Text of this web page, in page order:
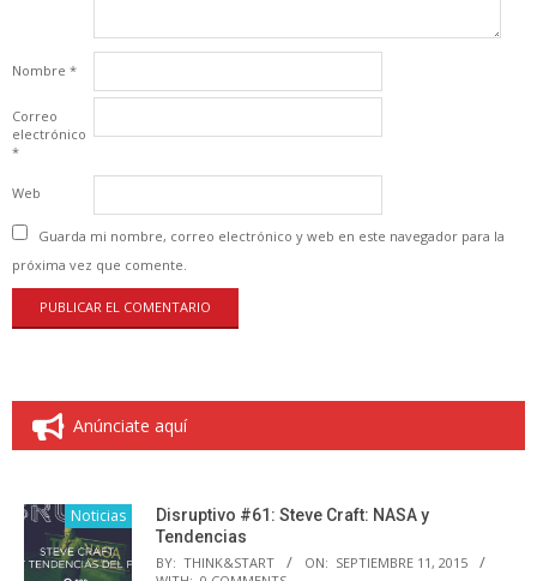
Nombre *
Correo
electrónico
*
Web
Guarda mi nombre, correo electrónico y web en este navegador para la
próxima vez que comente.
Anúnciate aquí
Noticias
Disruptivo #61: Steve Craft: NASA y
Tendencias
BY: THINK&START ON: SEPTIEMBRE 11, 2015